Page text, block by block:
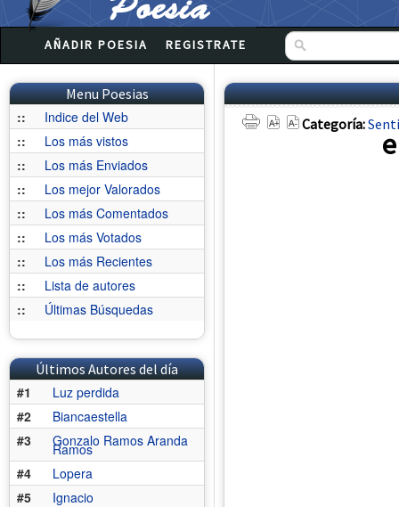
AÑADIR POESIA REGISTRATE
Menu Poesias
::
Indice del Web
::
Los más vistos
::
Los más Enviados
::
Los mejor Valorados
::
Los más Comentados
::
Los más Votados
::
Los más Recientes
::
Lista de autores
::
Últimas Búsquedas
Últimos Autores del día
#1
Luz perdida
#2
Biancaestella
#3
Gonzalo Ramos Aranda
Ramos
#4
Lopera
#5
Ignacio
Categoría: